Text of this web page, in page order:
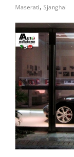
Maserati, Sjanghai